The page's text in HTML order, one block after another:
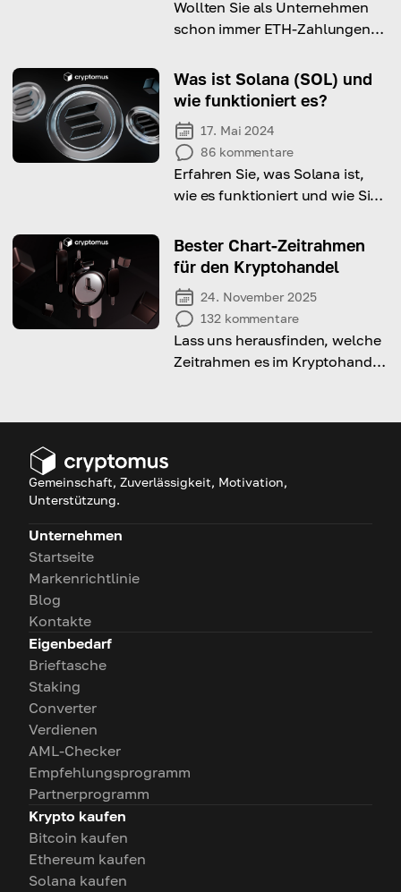
Wollten Sie als Unternehmen
schon immer ETH-Zahlungen
lernen, wie es richtig geht!
Was ist Solana (SOL) und
wie funktioniert es?
17. Mai 2024
86 kommentare
Erfahren Sie, was Solana ist,
wie es funktioniert und wie Sie
Bester Chart-Zeitrahmen
für den Kryptohandel
24. November 2025
132 kommentare
Lass uns herausfinden, welche
Zeitrahmen es im Kryptohandel
Gemeinschaft, Zuverlässigkeit, Motivation,
Unterstützung.
Unternehmen
Startseite
Markenrichtlinie
Blog
Kontakte
Eigenbedarf
Brieftasche
Staking
Converter
Verdienen
AML-Checker
Empfehlungsprogramm
Partnerprogramm
Krypto kaufen
Bitcoin kaufen
Ethereum kaufen
Solana kaufen